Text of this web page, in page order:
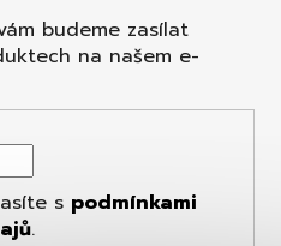
budeme zasílat
na našem e-
s podmínkami
.